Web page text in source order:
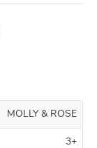
MOLLY & ROSE
3+